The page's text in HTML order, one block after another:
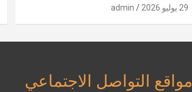
29 يوليو 2026 admin
مواقع التواصل الاجتماعي